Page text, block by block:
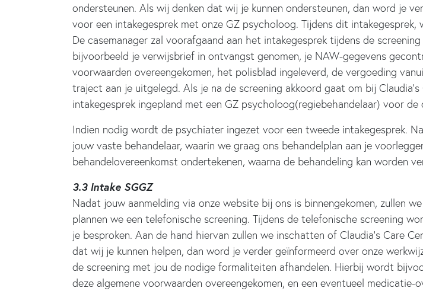
ondersteunen. Als wij denken dat wij je kunnen ondersteunen, dan word je
voor een intakegesprek met onze GZ psycholoog. Tijdens dit
De casemanager zal voorafgaand aan het intakegesprek tijdens de
bijvoorbeeld je verwijsbrief in ontvangst genomen, je NAW-gegevens
voorwaarden overeengekomen, het polisblad ingeleverd, de vergoeding
traject aan je uitgelegd. Als je na de screening akkoord gaat om bij
intakegesprek ingepland met een GZ psycholoog(regiebehandelaar) voor de
Indien nodig wordt de psychiater ingezet voor een tweede intakegesprek.
jouw vaste behandelaar, waarin we graag ons behandelplan aan je
behandelovereenkomst ondertekenen, waarna de behandeling kan worden
3.3 Intake SGGZ
Nadat jouw aanmelding via onze website bij ons is binnengekomen, zullen
plannen we een telefonische screening. Tijdens de telefonische screening
je besproken. Aan de hand hiervan zullen we inschatten of Claudia’s Care
dat wij je kunnen helpen, dan word je verder geïnformeerd over onze
de screening met jou de nodige formaliteiten afhandelen. Hierbij wordt
deze algemene voorwaarden overeengekomen, en een eventueel